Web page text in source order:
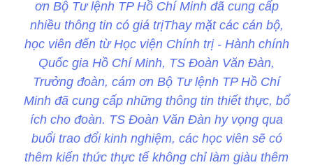
ơn Bộ Tư lệnh TP Hồ Chí Minh đã cung cấp
nhiều thông tin có giá trịThay mặt các cán bộ,
học viên đến từ Học viện Chính trị - Hành chính
Quốc gia Hồ Chí Minh, TS Đoàn Văn Đàn,
Trưởng đoàn, cám ơn Bộ Tư lệnh TP Hồ Chí
Minh đã cung cấp những thông tin thiết thực, bổ
ích cho đoàn. TS Đoàn Văn Đàn hy vọng qua
buổi trao đổi kinh nghiệm, các học viên sẽ có
thêm kiến thức thực tế không chỉ làm giàu thêm